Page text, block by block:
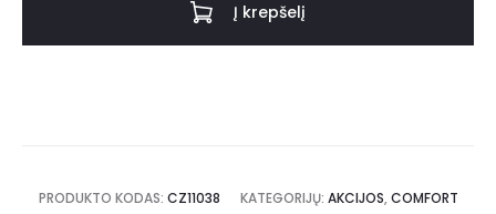
Į krepšelį
PRODUKTO KODAS: CZ11038 KATEGORIJŲ: AKCIJOS, COMFORT